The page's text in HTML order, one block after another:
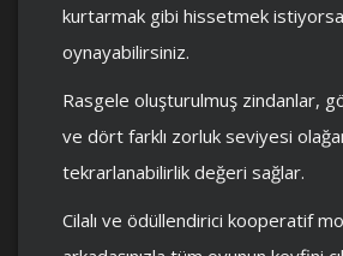
kurtarmak gibi hissetmek
oynayabilirsiniz.
Rasgele oluşturulmuş zindanlar,
ve dört farklı zorluk seviyesi
tekrarlanabilirlik değeri sağlar.
Cilalı ve ödüllendirici kooperatif